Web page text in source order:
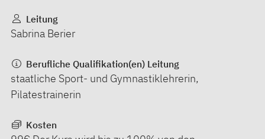
Leitung
Sabrina Berier
Berufliche Qualifikation(en) Leitung
staatliche Sport- und Gymnastiklehrerin,
Pilatestrainerin
Kosten